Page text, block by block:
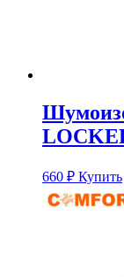
660 ₽ Купить